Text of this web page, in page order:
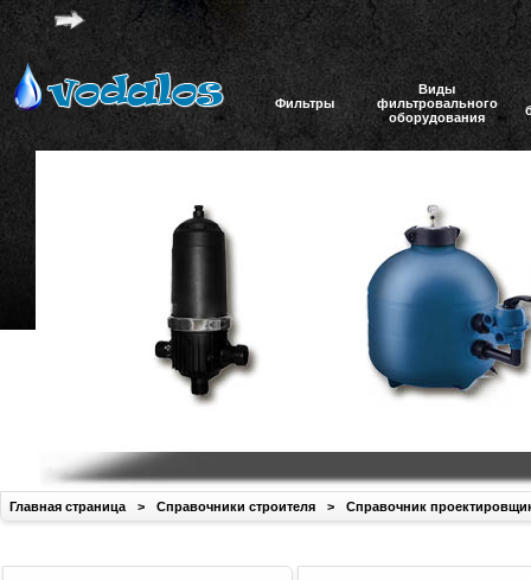
Фильтры
Виды
фильтровального
оборудования
Главная страница > Справочники строителя > Справочник